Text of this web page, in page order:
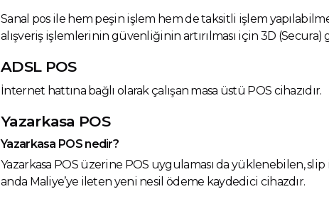
Sanal pos ile hem peşin işlem hem de taksitli işlem
alışveriş işlemlerinin güvenliğinin artırılması için 3D
ADSL POS
İnternet hattına bağlı olarak çalışan masa üstü POS cihazıdır.
Yazarkasa POS
Yazarkasa POS nedir?
Yazarkasa POS üzerine POS uygulaması da yüklenebilen,
anda Maliye’ye ileten yeni nesil ödeme kaydedici cihazdır.